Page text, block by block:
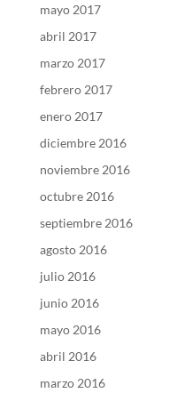
mayo 2017
abril 2017
marzo 2017
febrero 2017
enero 2017
diciembre 2016
noviembre 2016
octubre 2016
septiembre 2016
agosto 2016
julio 2016
junio 2016
mayo 2016
abril 2016
marzo 2016